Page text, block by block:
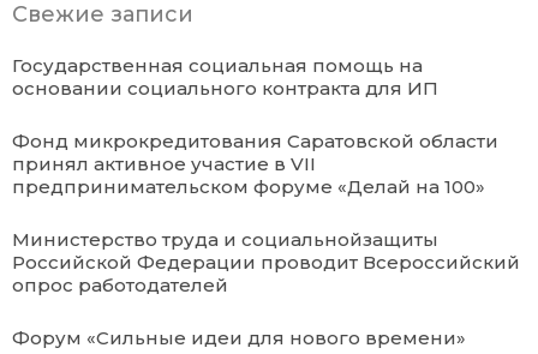
Свежие записи
Государственная социальная помощь на
основании социального контракта для ИП
Фонд микрокредитования Саратовской области
принял активное участие в VII
предпринимательском форуме «Делай на 100»
Министерство труда и социальнойзащиты
Российской Федерации проводит Всероссийский
опрос работодателей
Форум «Сильные идеи для нового времени»